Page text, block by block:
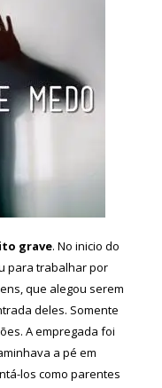
grave. No inicio do
para trabalhar por
que alegou serem
deles. Somente
A empregada foi
a pé em
los como parentes